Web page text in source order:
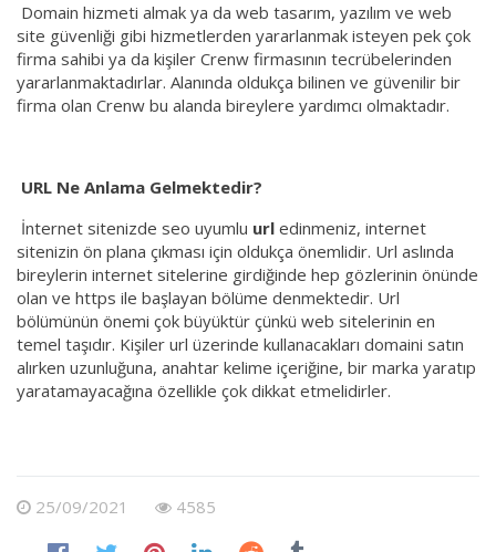
Domain hizmeti almak ya da web tasarım, yazılım ve web
site güvenliği gibi hizmetlerden yararlanmak isteyen pek çok
firma sahibi ya da kişiler Crenw firmasının tecrübelerinden
yararlanmaktadırlar. Alanında oldukça bilinen ve güvenilir bir
firma olan Crenw bu alanda bireylere yardımcı olmaktadır.
URL Ne Anlama Gelmektedir?
İnternet sitenizde seo uyumlu url edinmeniz, internet
sitenizin ön plana çıkması için oldukça önemlidir. Url aslında
bireylerin internet sitelerine girdiğinde hep gözlerinin önünde
olan ve https ile başlayan bölüme denmektedir. Url
bölümünün önemi çok büyüktür çünkü web sitelerinin en
temel taşıdır. Kişiler url üzerinde kullanacakları domaini satın
alırken uzunluğuna, anahtar kelime içeriğine, bir marka yaratıp
yaratamayacağına özellikle çok dikkat etmelidirler.
25/09/2021 4585